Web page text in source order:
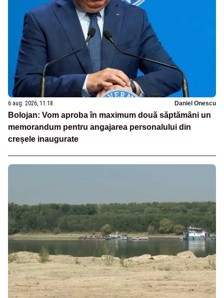
6 aug. 2026, 11:18 Daniel Onescu
Bolojan: Vom aproba în maximum două săptămâni un
memorandum pentru angajarea personalului din
creșele inaugurate